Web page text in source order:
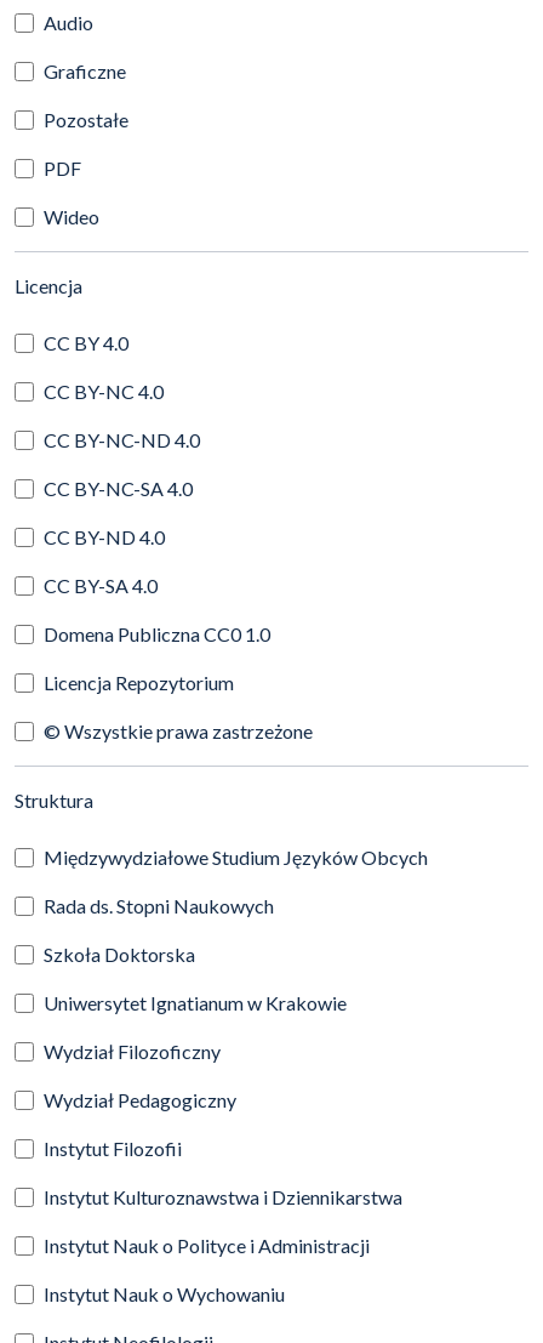
Audio
Graficzne
Pozostałe
PDF
Wideo
Licencja(automatyczne przeładowanie treści)
CC BY 4.0
CC BY-NC 4.0
CC BY-NC-ND 4.0
CC BY-NC-SA 4.0
CC BY-ND 4.0
CC BY-SA 4.0
Domena Publiczna CC0 1.0
Licencja Repozytorium
© Wszystkie prawa zastrzeżone
Struktura(automatyczne przeładowanie treści)
Międzywydziałowe Studium Języków Obcych
Rada ds. Stopni Naukowych
Szkoła Doktorska
Uniwersytet Ignatianum w Krakowie
Wydział Filozoficzny
Wydział Pedagogiczny
Instytut Filozofii
Instytut Kulturoznawstwa i Dziennikarstwa
Instytut Nauk o Polityce i Administracji
Instytut Nauk o Wychowaniu